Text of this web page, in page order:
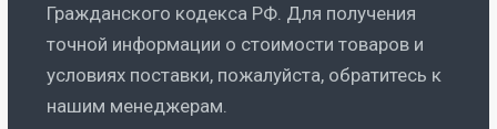
Гражданского кодекса РФ. Для получения
точной информации о стоимости товаров и
условиях поставки, пожалуйста, обратитесь к
нашим менеджерам.